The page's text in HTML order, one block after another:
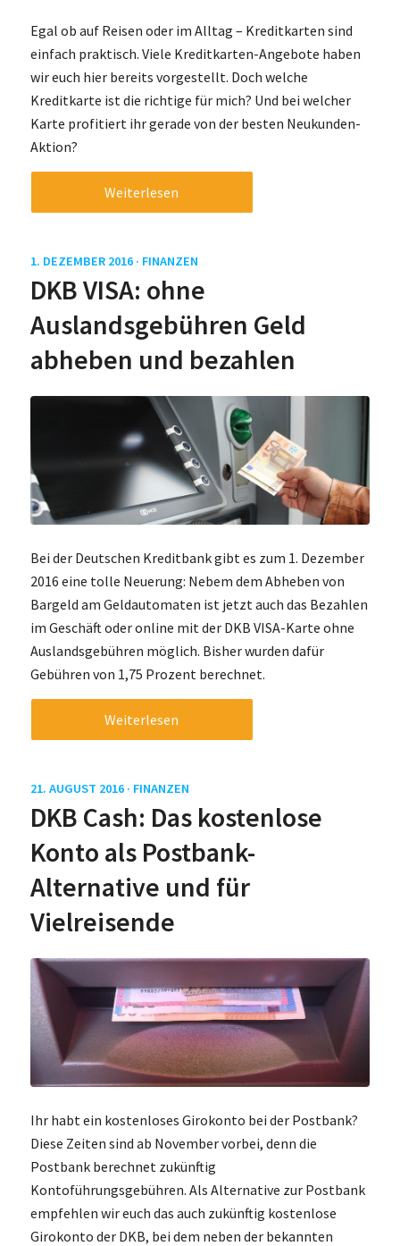
Egal ob auf Reisen oder im Alltag – Kreditkarten sind
einfach praktisch. Viele Kreditkarten-Angebote haben
wir euch hier bereits vorgestellt. Doch welche
Kreditkarte ist die richtige für mich? Und bei welcher
Karte profitiert ihr gerade von der besten Neukunden-
Aktion?
Weiterlesen
1. DEZEMBER 2016 · FINANZEN
DKB VISA: ohne
Auslandsgebühren Geld
abheben und bezahlen
Bei der Deutschen Kreditbank gibt es zum 1. Dezember
2016 eine tolle Neuerung: Nebem dem Abheben von
Bargeld am Geldautomaten ist jetzt auch das Bezahlen
im Geschäft oder online mit der DKB VISA-Karte ohne
Auslandsgebühren möglich. Bisher wurden dafür
Gebühren von 1,75 Prozent berechnet.
Weiterlesen
21. AUGUST 2016 · FINANZEN
DKB Cash: Das kostenlose
Konto als Postbank-
Alternative und für
Vielreisende
Ihr habt ein kostenloses Girokonto bei der Postbank?
Diese Zeiten sind ab November vorbei, denn die
Postbank berechnet zukünftig
Kontoführungsgebühren. Als Alternative zur Postbank
empfehlen wir euch das auch zukünftig kostenlose
Girokonto der DKB, bei dem neben der bekannten